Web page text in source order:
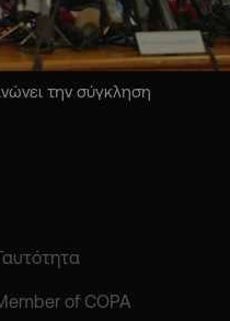
την σύγκληση
of COPA